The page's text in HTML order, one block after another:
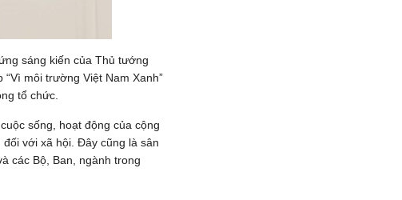
sáng kiến của Thủ tướng
môi trường Việt Nam Xanh”
tổ chức.
sống, hoạt động của cộng
với xã hội. Đây cũng là sân
các Bộ, Ban, ngành trong